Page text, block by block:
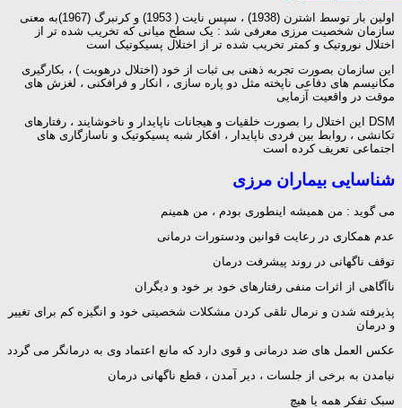
اولین بار توسط اشترن (1938) ، سپس نایت ( 1953) و کرنبرگ (1967)به معنی
سازمان شخصیت مرزی معرفی شد : یک سطح میانی که تخریب شده تر از
اختلال نوروتیک و کمتر تخریب شده تر از اختلال پسیکوتیک است
این سازمان بصورت تجربه ذهنی بی ثبات از خود (اختلال درهویت ) ، بکارگیری
مکانیسم های دفاعی ناپخته مثل دو پاره سازی ، انکار و فرافکنی ، لغزش های
موقت در واقعیت آزمایی
DSM این اختلال را بصورت خلقیات و هیجانات ناپایدار و ناخوشایند ، رفتارهای
تکانشی ، روابط بین فردی ناپایدار ، افکار شبه پسیکوتیک و ناسازگاری های
اجتماعی تعریف کرده است
شناسایی بیماران مرزی
می گوید : من همیشه اینطوری بودم ، من همینم
عدم همکاری در رعایت قوانین ودستورات درمانی
توقف ناگهانی در روند پیشرفت درمان
ناآگاهی از اثرات منفی رفتارهای خود بر خود و دیگران
پذیرفته شدن و نرمال تلقی کردن مشکلات شخصیتی خود و انگیزه کم برای تغییر
و درمان
عکس العمل های ضد درمانی و قوی دارد که مانع اعتماد وی به درمانگر می گردد
نیامدن به برخی از جلسات ، دیر آمدن ، قطع ناگهانی درمان
سبک تفکر همه یا هیچ